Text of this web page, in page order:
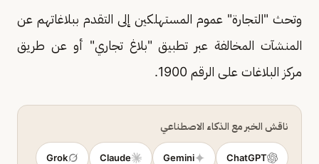
وتحث "التجارة" عموم المستهلكين إلى التقدم ببلاغاتهم عن
المنشآت المخالفة عبر تطبيق "بلاغ تجاري" أو عن طريق
مركز البلاغات على الرقم 1900.
ناقش الخبر مع الذكاء الاصطناعي
ChatGPT
Gemini
Claude
Grok